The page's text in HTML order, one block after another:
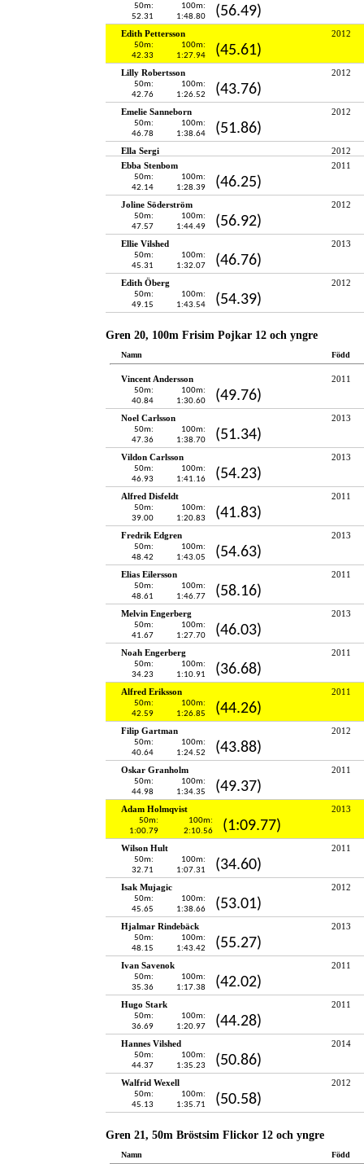
50m:
52.31
100m:
1:48.80
(56.49)
Edith Pettersson 2012
50m:
42.33
100m:
1:27.94
(45.61)
Lilly Robertsson 2012
50m:
42.76
100m:
1:26.52
(43.76)
Emelie Sanneborn 2012
50m:
46.78
100m:
1:38.64
(51.86)
Ella Sergi
2012
Ebba Stenbom
2011
50m:
42.14
100m:
1:28.39
(46.25)
Joline Söderström 2012
50m:
47.57
100m:
1:44.49
(56.92)
Ellie Vilshed 2013
50m:
45.31
100m:
1:32.07
(46.76)
Edith Öberg 2012
50m:
49.15
100m:
1:43.54
(54.39)
Gren 20, 100m Frisim Pojkar 12 och yngre
Namn Född
Vincent Andersson 2011
50m:
40.84
100m:
1:30.60
(49.76)
Noel Carlsson 2013
50m:
47.36
100m:
1:38.70
(51.34)
Vildon Carlsson 2013
50m:
46.93
100m:
1:41.16
(54.23)
Alfred Disfeldt 2011
50m:
39.00
100m:
1:20.83
(41.83)
Fredrik Edgren 2013
50m:
48.42
100m:
1:43.05
(54.63)
Elias Eilersson 2011
50m:
48.61
100m:
1:46.77
(58.16)
Melvin Engerberg 2013
50m:
41.67
100m:
1:27.70
(46.03)
Noah Engerberg 2011
50m:
34.23
100m:
1:10.91
(36.68)
Alfred Eriksson 2011
50m:
42.59
100m:
1:26.85
(44.26)
Filip Gartman 2012
50m:
40.64
100m:
1:24.52
(43.88)
Oskar Granholm 2011
50m:
44.98
100m:
1:34.35
(49.37)
Adam Holmqvist 2013
50m:
1:00.79
100m:
2:10.56
(1:09.77)
Wilson Hult 2011
50m:
32.71
100m:
1:07.31
(34.60)
Isak Mujagic 2012
50m:
45.65
100m:
1:38.66
(53.01)
Hjalmar Rindebäck 2013
50m:
48.15
100m:
1:43.42
(55.27)
Ivan Savenok 2011
50m:
35.36
100m:
1:17.38
(42.02)
Hugo Stark 2011
50m:
36.69
100m:
1:20.97
(44.28)
Hannes Vilshed 2014
50m:
44.37
100m:
1:35.23
(50.86)
Walfrid Wexell 2012
50m:
45.13
100m:
1:35.71
(50.58)
Gren 21, 50m Bröstsim Flickor 12 och yngre
Namn Född